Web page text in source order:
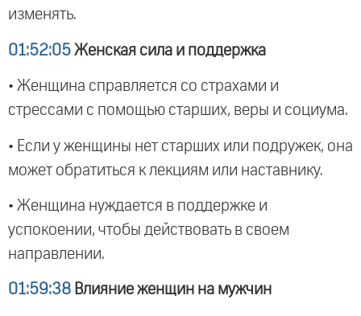
изменять.
01:52:05 Женская сила и поддержка
• Женщина справляется со страхами и
стрессами с помощью старших, веры и социума.
• Если у женщины нет старших или подружек, она
может обратиться к лекциям или наставнику.
• Женщина нуждается в поддержке и
успокоении, чтобы действовать в своем
направлении.
01:59:38 Влияние женщин на мужчин